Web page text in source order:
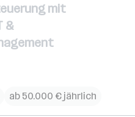
mit
&
ab 50.000 € jährlich